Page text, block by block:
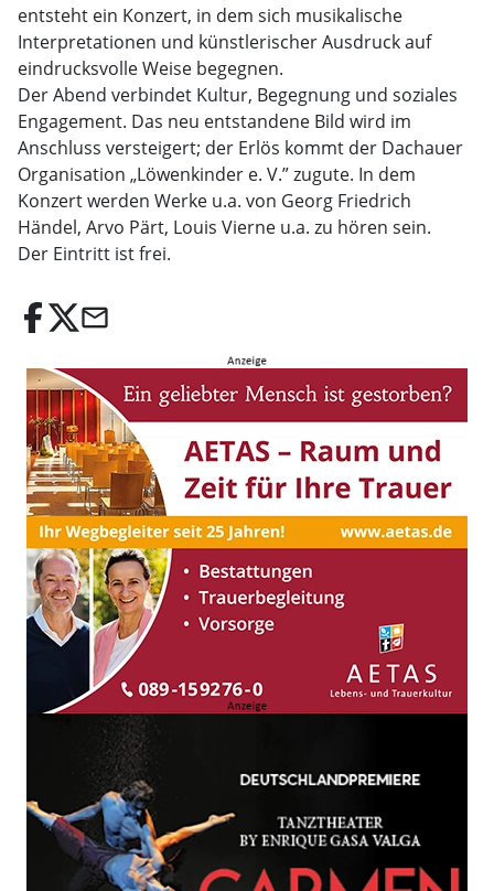
entsteht ein Konzert, in dem sich musikalische
Interpretationen und künstlerischer Ausdruck auf
eindrucksvolle Weise begegnen.
Der Abend verbindet Kultur, Begegnung und soziales
Engagement. Das neu entstandene Bild wird im
Anschluss versteigert; der Erlös kommt der Dachauer
Organisation „Löwenkinder e. V.” zugute. In dem
Konzert werden Werke u.a. von Georg Friedrich
Händel, Arvo Pärt, Louis Vierne u.a. zu hören sein.
Der Eintritt ist frei.
email